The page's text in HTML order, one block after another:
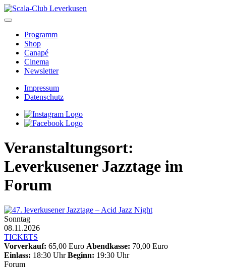
Skip
to
Programm
Shop
Canapé
Cinema
Newsletter
Impressum
Datenschutz
Veranstaltungsort:
Leverkusener Jazztage im
Forum
Sonntag
08.11.2026
TICKETS
Vorverkauf: 65,00 Euro Abendkasse: 70,00 Euro
Einlass: 18:30 UhrBeginn: 19:30 Uhr
Forum